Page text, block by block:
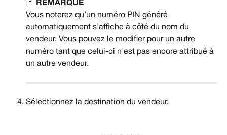
📒
REMARQUE
Vous noterez qu’un numéro PIN généré
automatiquement s’affiche à côté du nom du
vendeur. Vous pouvez le modifier pour un autre
numéro tant que celui-ci n'est pas encore attribué à
un autre vendeur.
Sélectionnez la destination du vendeur.